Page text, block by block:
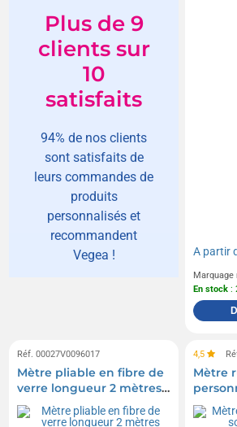
Plus de 9
clients sur
10
satisfaits
94% de nos clients
sont satisfaits de
leurs commandes de
produits
personnalisés et
recommandent
Vegea !
A partir
Marquage
En stock :
Réf. 00027V0096017
Mètre pliable en fibre de
verre longueur 2 mètres
personnalisables
4,5
Mètre
mètre